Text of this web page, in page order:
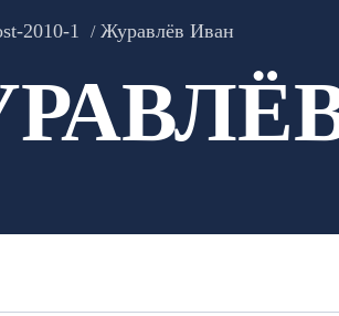
2010-1 Журавлёв Иван